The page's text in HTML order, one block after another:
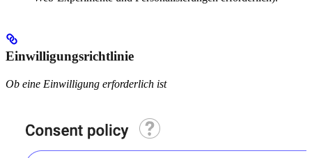
Einwilligungsrichtlinie
Ob eine Einwilligung erforderlich ist